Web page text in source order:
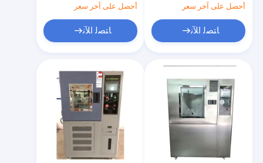
أحصل على آخر سعر
ﺎﺘﺼﻟ ﺍﻶﻧ
أحصل على آخر سعر
ﺎﺘﺼﻟ ﺍﻶﻧ